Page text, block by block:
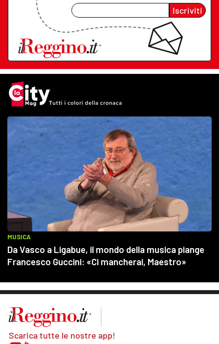
Iscriviti
Scarica tutte le nostre app!